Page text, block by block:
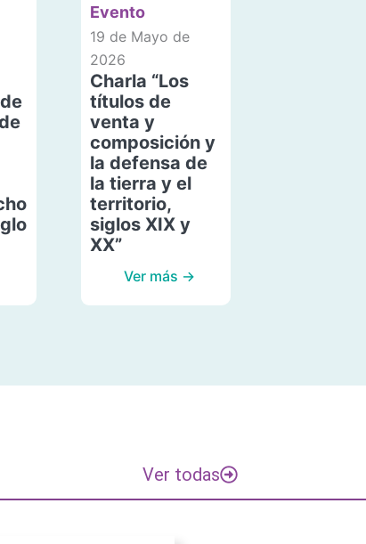
Evento
19 de Mayo de
2026
Charla “Los
títulos de
venta y
composición y
la defensa de
la tierra y el
territorio,
siglos XIX y
XX”
Ver más →
Ver todas